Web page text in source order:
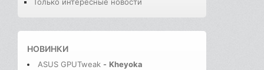
Только интересные новости
НОВИНКИ
ASUS GPUTweak - Kheyoka